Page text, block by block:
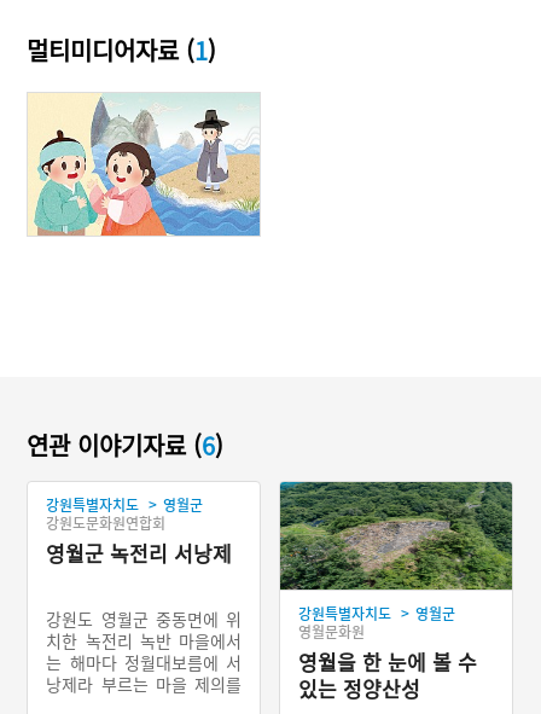
멀티미디어자료 (1)
연관 이야기자료 (6)
강원특별자치도 > 영월군
강원도문화원연합회
영월군 녹전리 서낭제
강원도 영월군 중동면에 위
치한 녹전리 녹반 마을에서
는 해마다 정월대보름에 서
낭제라 부르는 마을 제의를
강원특별자치도 > 영월군
영월문화원
영월을 한 눈에 볼 수
있는 정양산성